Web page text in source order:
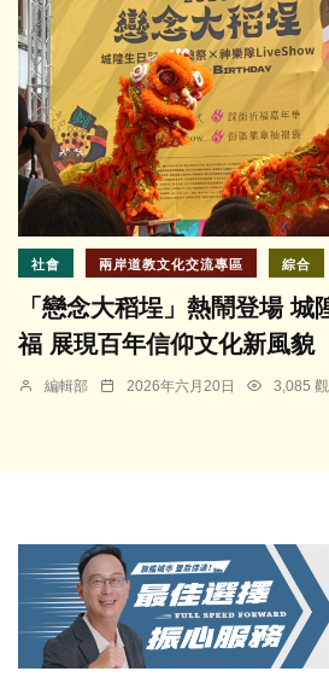
社會 兩岸道教文化交流專區 綜合
「戀念大稻埕」熱鬧登場 城
福 展現百年信仰文化新風貌
編輯部 2026年六月20日 3,085